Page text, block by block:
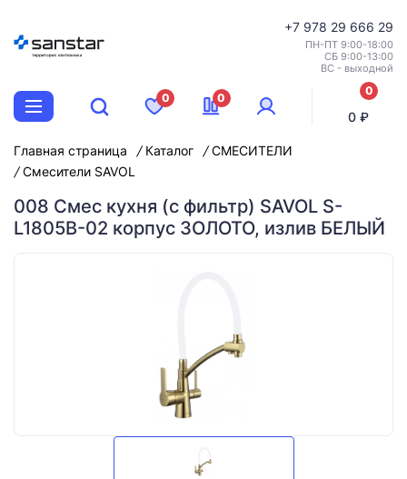
+7 978 29 666 29
ПН-ПТ 9:00-18:00
СБ 9:00-13:00
ВС - выходной
0 0
0
позиций
0 ₽
Главная страница Каталог
СМЕСИТЕЛИ
Смесители SAVOL
008 Смес кухня (с фильтр) SAVOL S-
L1805B-02 корпус ЗОЛОТО, излив БЕЛЫЙ